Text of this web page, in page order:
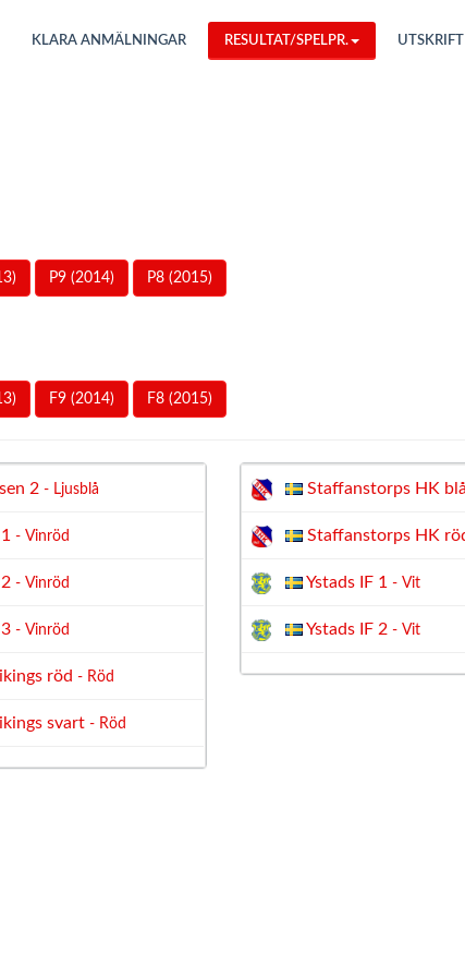
KLARA ANMÄLNINGAR RESULTAT/SPELPR.
P9 (2014) P8 (2015)
F9 (2014) F8 (2015)
2- Ljusblå
- Vinröd
- Vinröd
- Vinröd
röd - Röd
svart- Röd
Staffanstorps HK
Staffanstorps HK
Ystads IF 1 - Vit
Ystads IF 2- Vit